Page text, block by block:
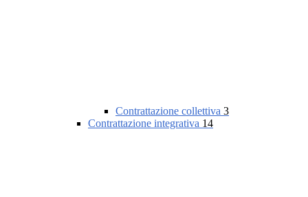
Contrattazione collettiva 3
Contrattazione integrativa 14